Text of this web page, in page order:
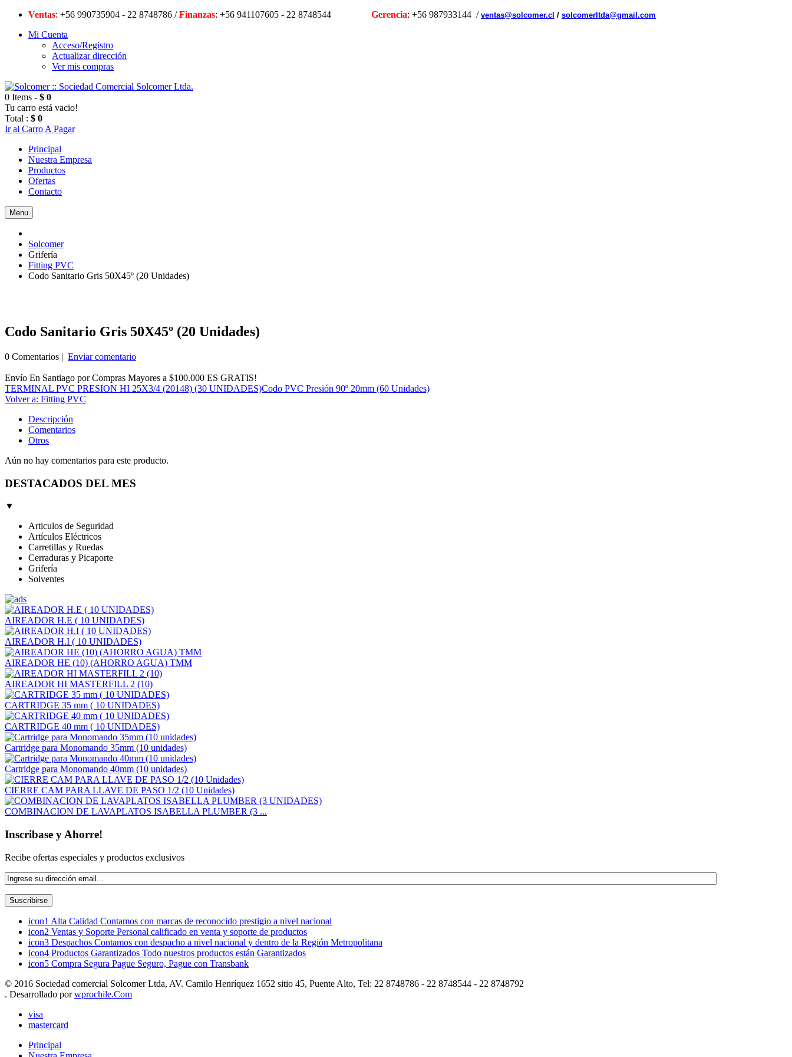
Ventas: +56 990735904 - 22 8748786 /Finanzas: +56 941107605 - 22 8748544 Gerencia: +56 987933144 / ventas@solcomer.cl / solcomerltda@gmail.com
Mi Cuenta
Acceso/Registro
Actualizar dirección
Ver mis compras
0 Items - $ 0
Tu carro está vacio!
Total : $ 0
Ir al Carro A Pagar
Principal
Nuestra Empresa
Productos
Ofertas
Contacto
Menu
Solcomer
Grifería
Fitting PVC
Codo Sanitario Gris 50X45º (20 Unidades)
Codo Sanitario Gris 50X45º (20 Unidades)
0 Comentarios | Enviar comentario
Envío En Santiago por Compras Mayores a $100.000 ES GRATIS!
TERMINAL PVC PRESION HI 25X3/4 (20148) (30 UNIDADES)Codo PVC Presión 90º 20mm (60 Unidades)
Volver a: Fitting PVC
Descripción
Comentarios
Otros
Aún no hay comentarios para este producto.
DESTACADOS DEL MES
▼
Articulos de Seguridad
Artículos Eléctricos
Carretillas y Ruedas
Cerraduras y Picaporte
Grifería
Solventes
AIREADOR H.E ( 10 UNIDADES)
AIREADOR H.I ( 10 UNIDADES)
AIREADOR HE (10) (AHORRO AGUA) TMM
AIREADOR HI MASTERFILL 2 (10)
CARTRIDGE 35 mm ( 10 UNIDADES)
CARTRIDGE 40 mm ( 10 UNIDADES)
Cartridge para Monomando 35mm (10 unidades)
Cartridge para Monomando 40mm (10 unidades)
CIERRE CAM PARA LLAVE DE PASO 1/2 (10 Unidades)
COMBINACION DE LAVAPLATOS ISABELLA PLUMBER (3 ...
Inscribase y Ahorre!
Recibe ofertas especiales y productos exclusivos
icon1 Alta Calidad Contamos con marcas de reconocido prestigio a nivel nacional
icon2 Ventas y Soporte Personal calificado en venta y soporte de productos
icon3 Despachos Contamos con despacho a nivel nacional y dentro de la Región Metropolitana
icon4 Productos Garantizados Todo nuestros productos están Garantizados
icon5 Compra Segura Pague Seguro, Pague con Transbank
© 2016 Sociedad comercial Solcomer Ltda, AV. Camilo Henríquez 1652 sitio 45, Puente Alto, Tel: 22 8748786 - 22 8748544 - 22 8748792
. Desarrollado porwprochile.Com
visa
mastercard
Principal